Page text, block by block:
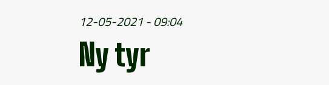
12-05-2021 - 09:04
Ny tyr